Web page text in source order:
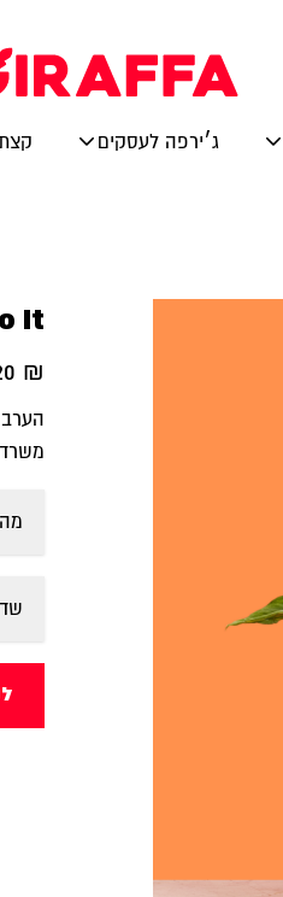
ג׳ירפה לעסקים קצת
It
₪